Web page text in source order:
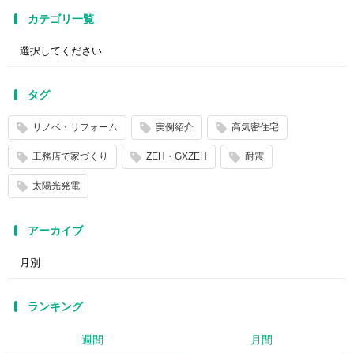
カテゴリ一覧
タグ
リノベ・リフォーム 実例紹介 高気密住宅
工務店で家づくり ZEH・GXZEH 耐震
太陽光発電
アーカイブ
ランキング
週間 月間